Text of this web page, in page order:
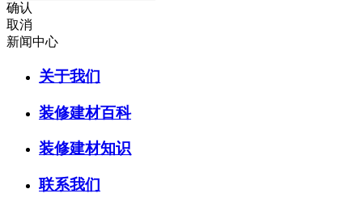
确认
取消
新闻中心
关于我们
装修建材百科
装修建材知识
联系我们